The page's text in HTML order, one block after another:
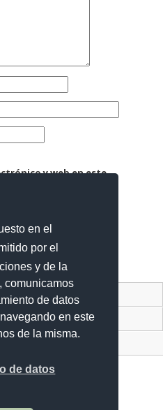
en el
por el
y de la
comunicamos
de datos
en este
de la misma.
de datos
y web en este
Digital
Ciudadanos
Información (SNI)